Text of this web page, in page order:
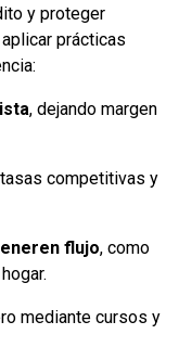
y proteger
prácticas
, dejando margen
competitivas y
flujo, como
mediante cursos y